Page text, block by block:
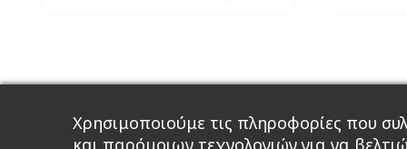
Κεντρική Βιβλία Comics
Χρησιμοποιούμε τις πληροφορίες που
και παρόμοιων τεχνολογιών για να